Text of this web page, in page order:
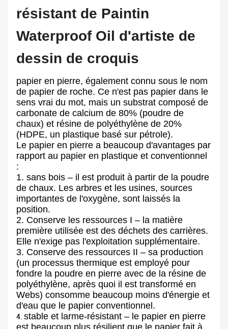
résistant de Paintin
Waterproof Oil d'artiste de
dessin de croquis
papier en pierre, également connu sous le nom
de papier de roche. Ce n'est pas papier dans le
sens vrai du mot, mais un substrat composé de
carbonate de calcium de 80% (poudre de
chaux) et résine de polyéthylène de 20%
(HDPE, un plastique basé sur pétrole).
Le papier en pierre a beaucoup d'avantages par
rapport au papier en plastique et conventionnel
:
1. sans bois – il est produit à partir de la poudre
de chaux. Les arbres et les usines, sources
importantes de l'oxygène, sont laissés la
position.
2. Conserve les ressources I – la matière
première utilisée est des déchets des carrières.
Elle n'exige pas l'exploitation supplémentaire.
3. Conserve des ressources II – sa production
(un processus thermique est employé pour
fondre la poudre en pierre avec de la résine de
polyéthylène, après quoi il est transformé en
Webs) consomme beaucoup moins d'énergie et
d'eau que le papier conventionnel.
4. stable et larme-résistant – le papier en pierre